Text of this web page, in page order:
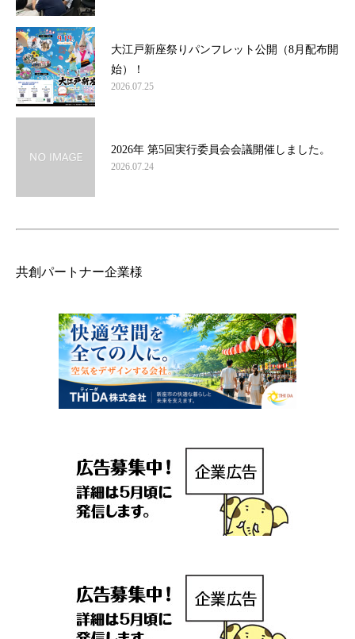
大江戸新座祭りパンフレット公開（8月配布開
始）！
2026.07.25
2026年 第5回実行委員会会議開催しました。
2026.07.24
共創パートナー企業様